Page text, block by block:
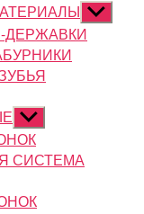
подменю
ДЕРЖАВКИ
Показывать
подменю
СИСТЕМА